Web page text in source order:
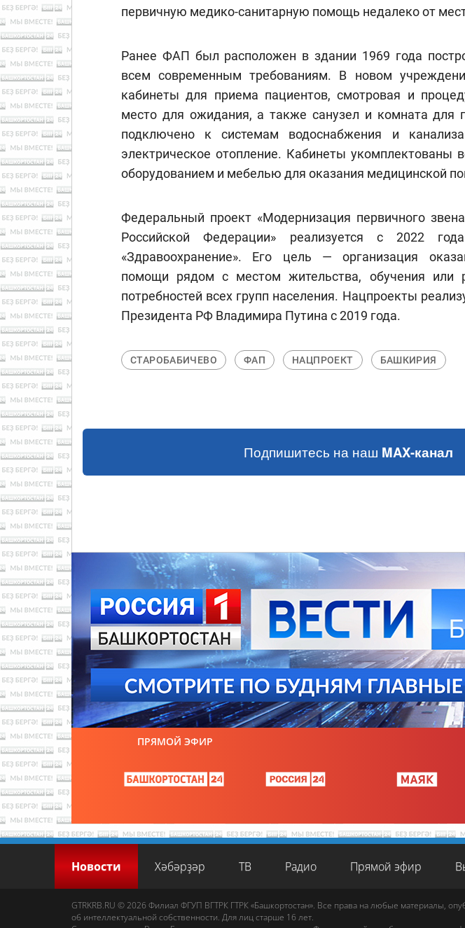
первичную медико-санитарную помощь недалеко от
Ранее ФАП был расположен в здании 1969 года
всем современным требованиям. В новом
кабинеты для приема пациентов, смотровая и
место для ожидания, а также санузел и комната для
подключено к системам водоснабжения и
электрическое отопление. Кабинеты укомплектованы
оборудованием и мебелью для оказания медицинской
Федеральный проект «Модернизация первичного
Российской Федерации» реализуется с 2022
«Здравоохранение». Его цель — организация
помощи рядом с местом жительства, обучения или
потребностей всех групп населения. Нацпроекты
Президента РФ Владимира Путина с 2019 года.
СТАРОБАБИЧЕВО ФАП НАЦПРОЕКТ БАШКИРИЯ
Подпишитесь на наш MAX-канал
ПРЯМОЙ ЭФИР
Новости Хәбәрҙәр ТВ Радио Прямой эфир
GTRKRB.RU © 2026 Филиал ФГУП ВГТРК ГТРК «Башкортостан». Все права на любые материалы,
об интеллектуальной собственности. Для лиц старше 16 лет.